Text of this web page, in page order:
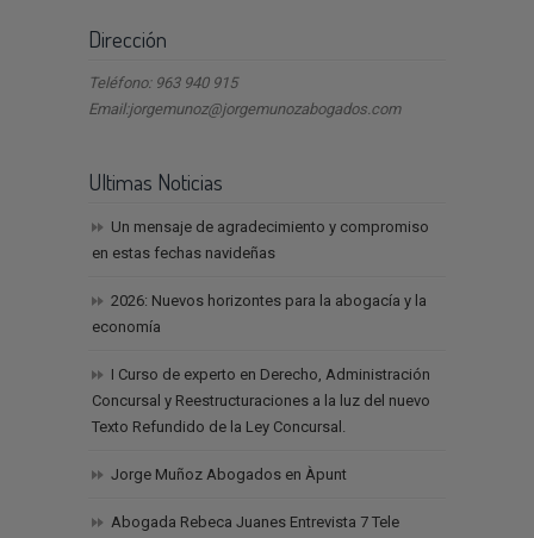
Dirección
Teléfono: 963 940 915
Email:jorgemunoz@jorgemunozabogados.com
Ultimas Noticias
Un mensaje de agradecimiento y compromiso
en estas fechas navideñas
2026: Nuevos horizontes para la abogacía y la
economía
I Curso de experto en Derecho, Administración
Concursal y Reestructuraciones a la luz del nuevo
Texto Refundido de la Ley Concursal.
Jorge Muñoz Abogados en Àpunt
Abogada Rebeca Juanes Entrevista 7 Tele